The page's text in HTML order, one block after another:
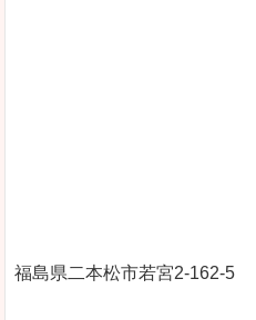
福島県二本松市若宮2-162-5